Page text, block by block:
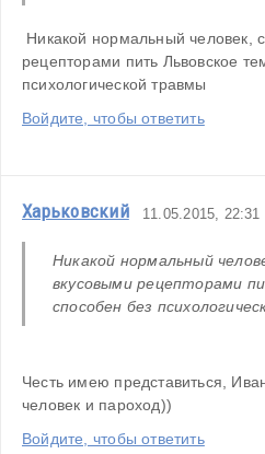
рецепторами пить Львовское
психологической травмы
Войдите, чтобы ответить
Харьковский 11.05.2015, 22:31
Никакой нормальный
вкусовыми рецепторами
способен без
Честь имею представиться,
человек и пароход))
Войдите, чтобы ответить